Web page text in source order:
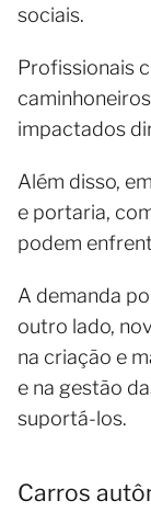
sociais.
Profissionais
impactados
Além disso,
e portaria,
podem
A demanda
outro lado,
na criação e
e na gestão
suportá-los.
Carros